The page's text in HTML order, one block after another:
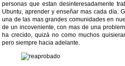
personas que estan desinteresadamente
Ubuntu, aprender y enseñar mas cada día.
una de las mas grandes comunidades en
de un incoveniente, con mas de una
ha crecido, quizá no como muchos
pero siempre hacia adelante.